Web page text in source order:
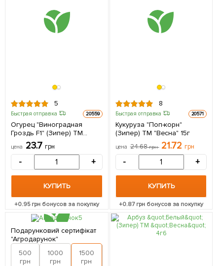
5
Быстрая отправка 20559
Огурец "Виноградная
Гроздь F1" (Зипер) ТМ
"Весна" 1.5г
цена 23.7 грн
- +
КУПИТЬ
+0.95грн бонусов за покупку
8
Быстрая отправка 20571
Кукуруза "Поп-корн"
(Зипер) ТМ "Весна" 15г
цена 24.68грн 21.72 грн
- +
КУПИТЬ
+0.87грн бонусов за покупку
Подарунковий сертифікат
"Агродарунок"
500
грн
1000
грн
1500
грн